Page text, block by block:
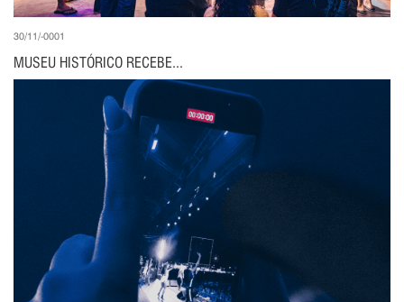
30/11/-0001
MUSEU HISTÓRICO RECEBE...